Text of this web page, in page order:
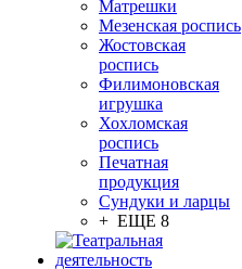
Матрешки
Мезенская роспись
Жостовская
роспись
Филимоновская
игрушка
Хохломская
роспись
Печатная
продукция
Сундуки и ларцы
+ ЕЩЕ 8